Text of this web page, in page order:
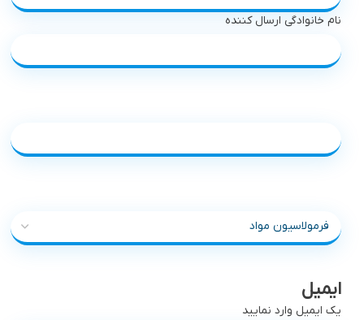
نام خانوادگی ارسال کننده
ایمیل
یک ایمیل وارد نمایید